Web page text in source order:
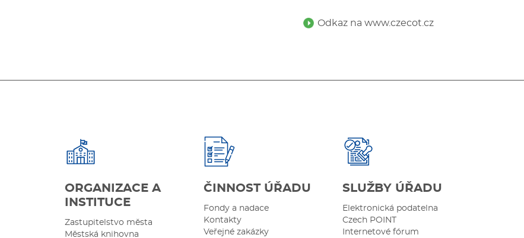
Odkaz na www.czecot.cz
ORGANIZACE A
INSTITUCE
Zastupitelstvo města
Městská knihovna
ČINNOST ÚŘADU
Fondy a nadace
Kontakty
Veřejné zakázky
SLUŽBY ÚŘADU
Elektronická podatelna
Czech POINT
Internetové fórum